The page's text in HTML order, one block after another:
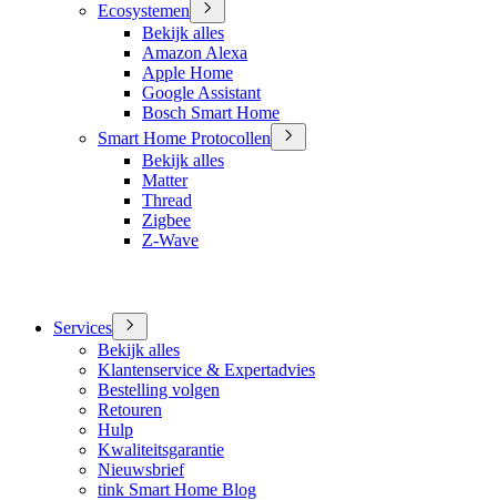
Ecosystemen
Bekijk alles
Amazon Alexa
Apple Home
Google Assistant
Bosch Smart Home
Smart Home Protocollen
Bekijk alles
Matter
Thread
Zigbee
Z-Wave
Services
Bekijk alles
Klantenservice & Expertadvies
Bestelling volgen
Retouren
Hulp
Kwaliteitsgarantie
Nieuwsbrief
tink Smart Home Blog